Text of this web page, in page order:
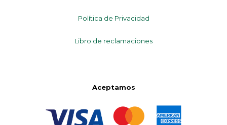
Política de Privacidad
Libro de reclamaciones
Aceptamos